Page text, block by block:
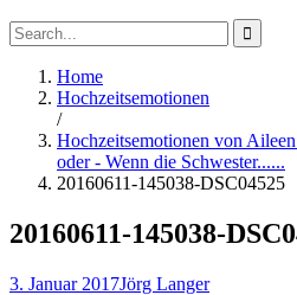
Search
Search
for:
Home
Hochzeitsemotionen
/
Hochzeitsemotionen von
oder - Wenn die Schwester......
20160611-145038-DSC04525
20160611-145038-
3. Januar 2017Jörg Langer